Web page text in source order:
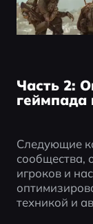
Часть 2:
геймпада
Следующие
сообщества,
игроков и
техникой и